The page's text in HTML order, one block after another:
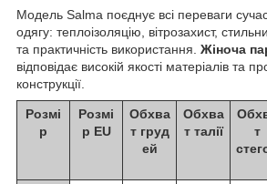
Модель Salma поєднує всі переваги
одягу: теплоізоляцію, вітрозахист,
та практичність використання. Жіноча
відповідає високій якості матеріалів та
конструкції.
Розмі
р
Розмі
р EU
Обхва
т груд
ей
Обхва
т талії
т